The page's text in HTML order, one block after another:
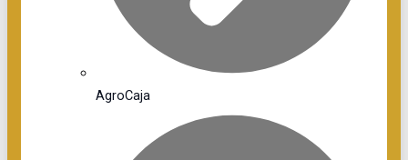
AgroCaja